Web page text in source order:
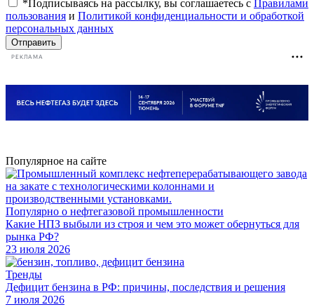
*Подписываясь на рассылку, вы соглашаетесь с Правилами
пользования и Политикой конфиденциальности и обработкой
персональных данных
Отправить
РЕКЛАМА
Популярное на сайте
Популярно о нефтегазовой промышленности
Какие НПЗ выбыли из строя и чем это может обернуться для
рынка РФ?
23 июля 2026
Тренды
Дефицит бензина в РФ: причины, последствия и решения
7 июля 2026